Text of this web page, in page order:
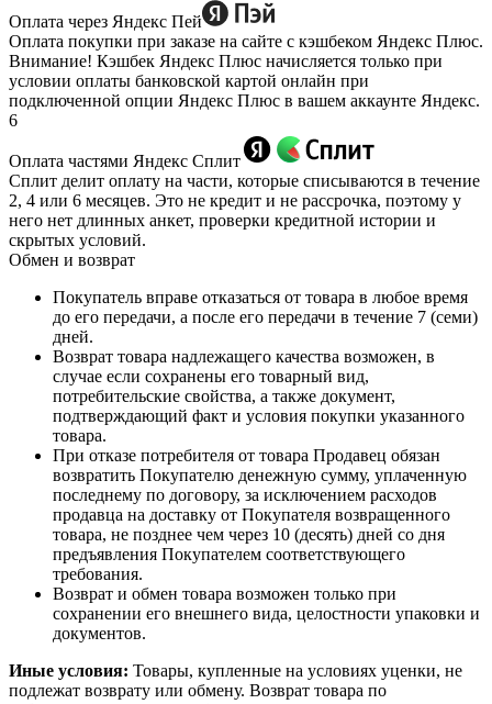
Оплата через Яндекс Пей
Оплата покупки при заказе на сайте с кэшбеком Яндекс Плюс.
Внимание! Кэшбек Яндекс Плюс начисляется только при
условии оплаты банковской картой онлайн при
подключенной опции Яндекс Плюс в вашем аккаунте Яндекс.
6
Оплата частями Яндекс Сплит
Сплит делит оплату на части, которые списываются в течение
2, 4 или 6 месяцев. Это не кредит и не рассрочка, поэтому у
него нет длинных анкет, проверки кредитной истории и
скрытых условий.
Обмен и возврат
Покупатель вправе отказаться от товара в любое время
до его передачи, а после его передачи в течение 7 (семи)
дней.
Возврат товара надлежащего качества возможен, в
случае если сохранены его товарный вид,
потребительские свойства, а также документ,
подтверждающий факт и условия покупки указанного
товара.
При отказе потребителя от товара Продавец обязан
возвратить Покупателю денежную сумму, уплаченную
последнему по договору, за исключением расходов
продавца на доставку от Покупателя возвращенного
товара, не позднее чем через 10 (десять) дней со дня
предъявления Покупателем соответствующего
требования.
Возврат и обмен товара возможен только при
сохранении его внешнего вида, целостности упаковки и
документов.
Иные условия: Товары, купленные на условиях уценки, не
подлежат возврату или обмену. Возврат товара по